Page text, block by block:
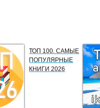
ТОП 100. САМЫЕ
ПОПУЛЯРНЫЕ
КНИГИ 2026